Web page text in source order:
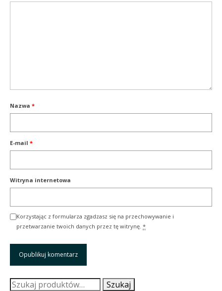
Nazwa *
E-mail *
Witryna internetowa
Korzystając z formularza zgadzasz się na przechowywanie i
przetwarzanie twoich danych przez tę witrynę. *
Szukaj: Szukaj